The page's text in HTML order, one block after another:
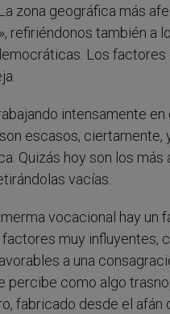
zona geográfica más
refiriéndonos también
Los
intensamente
escasos,
Quizás hoy son los
vacías.
vocacional hay
muy influyentes,
a una
percibe como algo
fabricado desde el